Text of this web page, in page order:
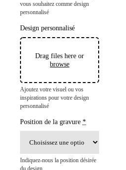
vous souhaitez comme design
personnalisé
Design personnalisé
Drag files here or
browse
Ajoutez votre visuel ou vos
inspirations pour votre design
personnalisé
Position de la gravure *
Indiquez-nous la position désirée
du design